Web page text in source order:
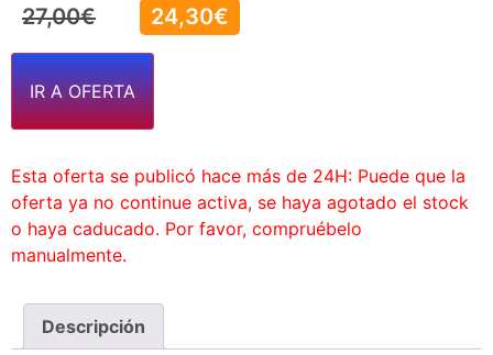
27,00€ 24,30€
IR A OFERTA
Esta oferta se publicó hace más de 24H: Puede que la
oferta ya no continue activa, se haya agotado el stock
o haya caducado. Por favor, compruébelo
manualmente.
Descripción